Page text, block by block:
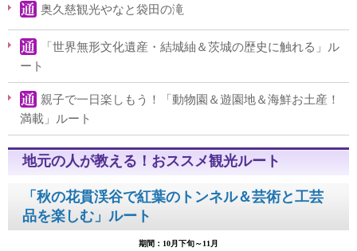
奥久慈観光やなと袋田の滝
「世界無形文化遺産・結城紬＆茨城の歴史に触れる」ル
ート
親子で一日楽しもう！「動物園＆遊園地＆海鮮お土産！
満載」ルート
地元の人が教える！おススメ観光ルート
「秋の花貫渓谷で紅葉のトンネル＆芸術と工芸
品を楽しむ」ルート
期間：10月下旬～11月